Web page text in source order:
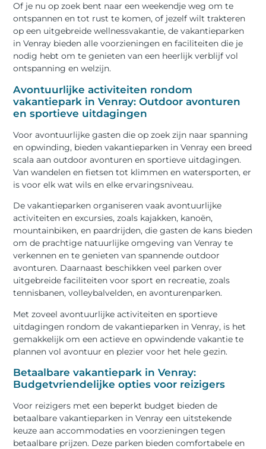
Of je nu op zoek bent naar een weekendje weg om te
ontspannen en tot rust te komen, of jezelf wilt trakteren
op een uitgebreide wellnessvakantie, de vakantieparken
in Venray bieden alle voorzieningen en faciliteiten die je
nodig hebt om te genieten van een heerlijk verblijf vol
ontspanning en welzijn.
Avontuurlijke activiteiten rondom
vakantiepark in Venray: Outdoor avonturen
en sportieve uitdagingen
Voor avontuurlijke gasten die op zoek zijn naar spanning
en opwinding, bieden vakantieparken in Venray een breed
scala aan outdoor avonturen en sportieve uitdagingen.
Van wandelen en fietsen tot klimmen en watersporten, er
is voor elk wat wils en elke ervaringsniveau.
De vakantieparken organiseren vaak avontuurlijke
activiteiten en excursies, zoals kajakken, kanoën,
mountainbiken, en paardrijden, die gasten de kans bieden
om de prachtige natuurlijke omgeving van Venray te
verkennen en te genieten van spannende outdoor
avonturen. Daarnaast beschikken veel parken over
uitgebreide faciliteiten voor sport en recreatie, zoals
tennisbanen, volleybalvelden, en avonturenparken.
Met zoveel avontuurlijke activiteiten en sportieve
uitdagingen rondom de vakantieparken in Venray, is het
gemakkelijk om een actieve en opwindende vakantie te
plannen vol avontuur en plezier voor het hele gezin.
Betaalbare vakantiepark in Venray:
Budgetvriendelijke opties voor reizigers
Voor reizigers met een beperkt budget bieden de
betaalbare vakantieparken in Venray een uitstekende
keuze aan accommodaties en voorzieningen tegen
betaalbare prijzen. Deze parken bieden comfortabele en